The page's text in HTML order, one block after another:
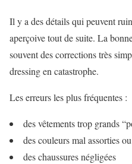
Il y a des détails qui peuvent
aperçoive tout de suite. La
souvent des corrections très
dressing en catastrophe.
Les erreurs les plus fréquentes :
des vêtements trop grands
des couleurs mal assorties
des chaussures négligées